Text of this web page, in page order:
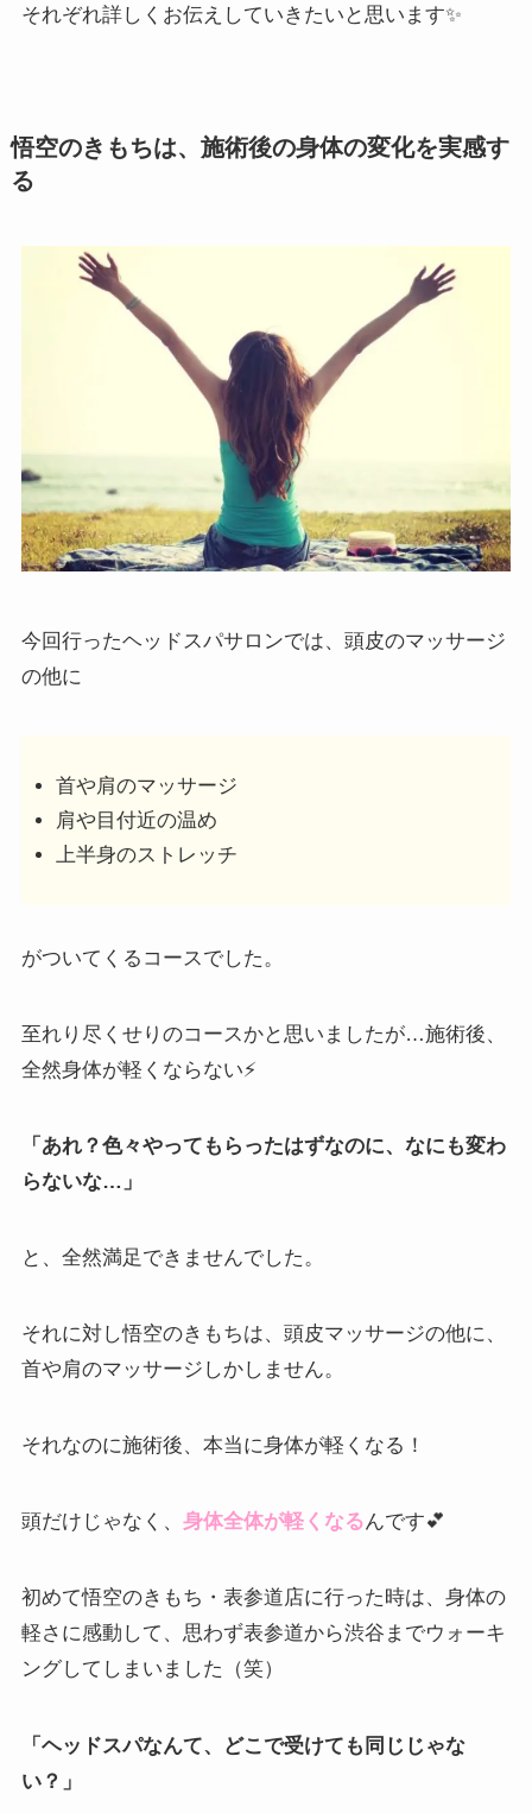
それぞれ詳しくお伝えしていきたいと思います✨
悟空のきもちは、施術後の身体の変化を実感す
る
今回行ったヘッドスパサロンでは、頭皮のマッサージ
の他に
首や肩のマッサージ
肩や目付近の温め
上半身のストレッチ
がついてくるコースでした。
至れり尽くせりのコースかと思いましたが…施術後、
全然身体が軽くならない⚡
「あれ？色々やってもらったはずなのに、なにも変わ
らないな…」
と、全然満足できませんでした。
それに対し悟空のきもちは、頭皮マッサージの他に、
首や肩のマッサージしかしません。
それなのに施術後、本当に身体が軽くなる！
頭だけじゃなく、 身体全体が軽くなるんです💕
初めて悟空のきもち・表参道店に行った時は、身体の
軽さに感動して、思わず表参道から渋谷までウォーキ
ングしてしまいました（笑）
「ヘッドスパなんて、どこで受けても同じじゃな
い？」